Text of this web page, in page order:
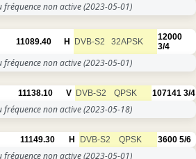
fréquence non active(2023-05-01)
11089.40 H DVB-S2 32APSK
12000
3/4
fréquence non active(2023-05-01)
11138.10 V DVB-S2 QPSK 107141 3/4
fréquence non active(2023-05-18)
11149.30 H DVB-S2 QPSK 3600 5/6
fréquence non active(2023-05-01)